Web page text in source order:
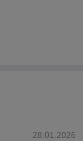
28.01.2026